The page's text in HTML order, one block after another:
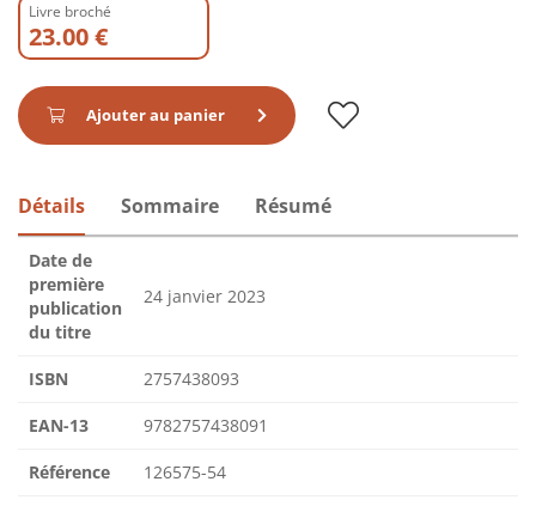
Livre broché
23.00 €
Ajouter au panier
Détails Sommaire Résumé
Date de
première
publication
du titre
24 janvier 2023
ISBN 2757438093
EAN-13 9782757438091
Référence 126575-54